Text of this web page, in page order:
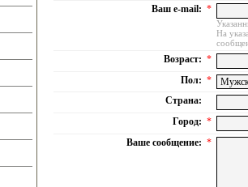
Ваш e-mail: *
На
Возраст: *
Пол: *
Страна:
Город: *
Ваше сообщение: *